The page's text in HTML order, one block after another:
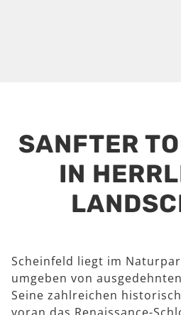
SANFTER
IN
Scheinfeld liegt im
umgeben von
Seine zahlreichen